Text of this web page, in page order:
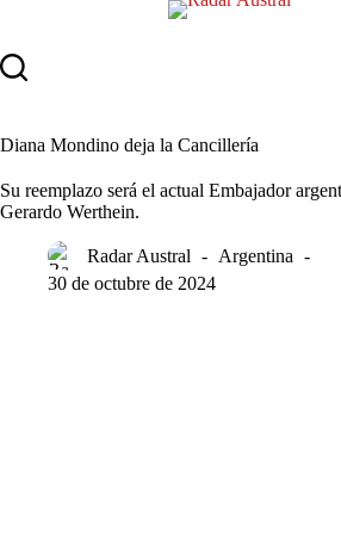
contenido
Diana Mondino deja la Cancillería
Su reemplazo será el actual Embajador
Gerardo Werthein.
Radar Austral
Argentina
30 de octubre de 2024